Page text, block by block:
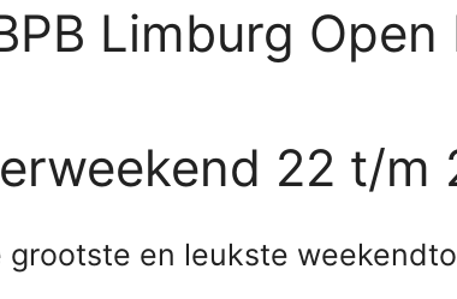
Limburg
22 t/m
grootste en leukste